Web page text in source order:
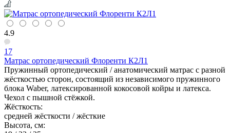
4.9
17
Матрас ортопедический Флоренти К2Л1
Пружинный ортопедический / анатомический матрас с разной
жёсткостью сторон, состоящий из независимого пружинного
блока Waber, латексированной кокосовой койры и латекса.
Чехол с пышной стёжкой.
Жёсткость:
средней жёсткости / жёсткие
Высота, см: